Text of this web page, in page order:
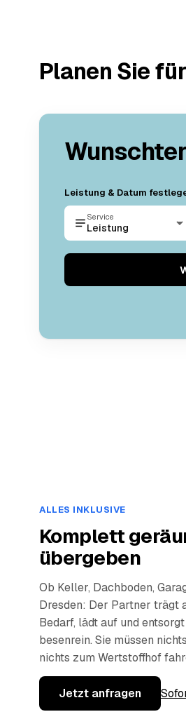
Planen Sie
Leistung & Datum
Service
Leistung
ALLES INKLUSIVE
Komplett
übergeben
Ob Keller, Dachboden,
Dresden: Der Partner trägt
Bedarf, lädt auf und
besenrein. Sie müssen
nichts zum Wertstoffhof
Jetzt anfragen